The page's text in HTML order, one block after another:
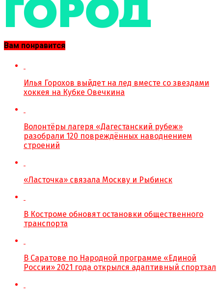
Вам понравится
Илья Горохов выйдет на лед вместе со звездами
хоккея на Кубке Овечкина
Волонтёры лагеря «Дагестанский рубеж»
разобрали 120 повреждённых наводнением
строений
«Ласточка» связала Москву и Рыбинск
В Костроме обновят остановки общественного
транспорта
В Саратове по Народной программе «Единой
России» 2021 года открылся адаптивный спортзал